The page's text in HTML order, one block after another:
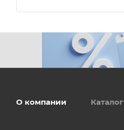
О компании Каталог